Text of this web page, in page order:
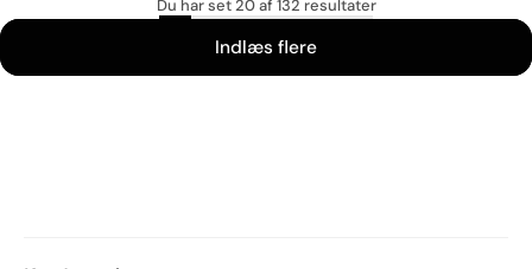
Du har set 20 af 132 resultater
Indlæs flere